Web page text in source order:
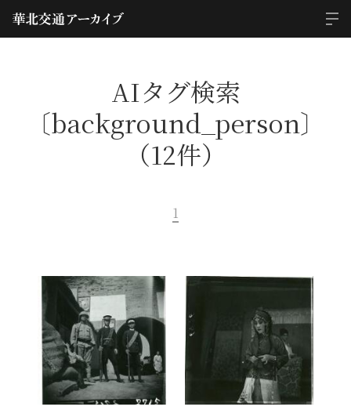
AIタグ検索
〔background_person〕
（12件）
1